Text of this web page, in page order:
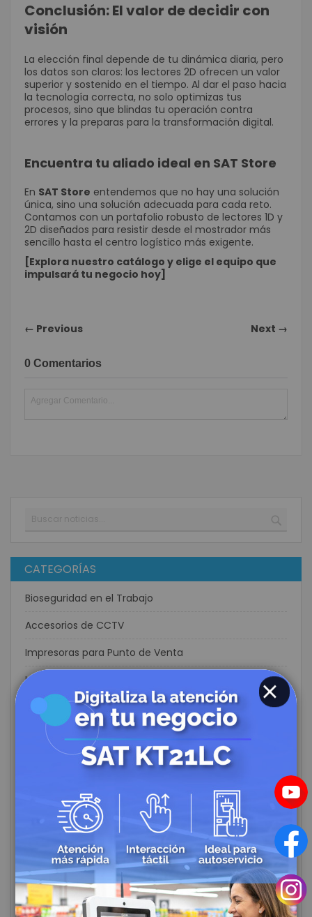
Conclusión: El valor de decidir con
visión
La elección final depende de tu dinámica diaria, pero
los datos son claros: los lectores 2D ofrecen un valor
superior y sostenido en el tiempo. Al dar el paso hacia
la tecnología correcta, no solo optimizas tus
procesos, sino que blindas tu operación contra
errores y la preparas para la transformación digital.
Encuentra tu aliado ideal en SAT Store
En SAT Store entendemos que no hay una solución
única, sino una solución adecuada para cada reto.
Contamos con un portafolio robusto de lectores 1D y
2D diseñados para resistir desde el mostrador más
sencillo hasta el centro logístico más exigente.
[Explora nuestro catálogo y elige el equipo que
impulsará tu negocio hoy]
← Previous Next →
0 Comentarios
Buscar
CATEGORÍAS
Bioseguridad en el Trabajo
Accesorios de CCTV
Impresoras para Punto de Venta
Lectores de Códigos de Barras
Cajones Monederos
Contadoras de Dinero
Impresora de Etiquetas
Impresoras de Carnets
Etiquetas
Flexográfia
CLOSE